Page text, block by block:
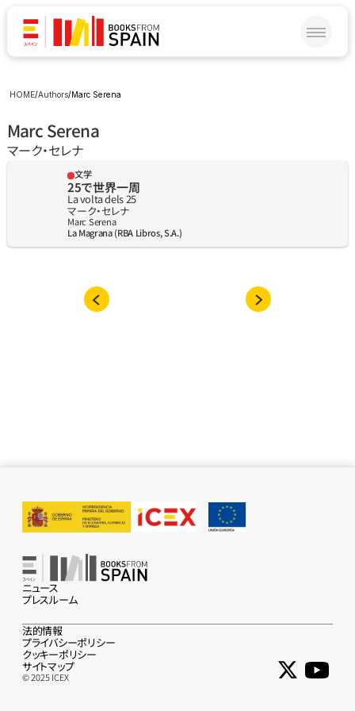
HOME/Authors/Marc Serena
Marc Serena
マーク‧セレナ
文学
25で世界一周
La volta dels 25
マーク‧セレナ
Marc Serena
La Magrana (RBA Libros, S.A.)
ニュース
プレスルーム
© 2025 ICEX
法的情報
プライバシーポリシー
クッキーポリシー
サイトマップ